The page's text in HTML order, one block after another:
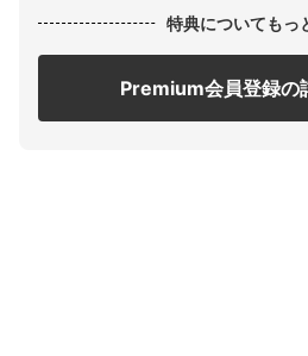
特典についてもっ
Premium会員登録の